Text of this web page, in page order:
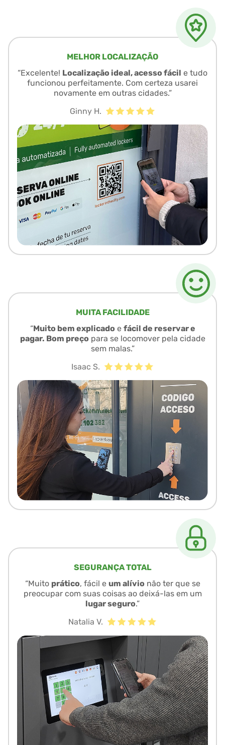
MELHOR LOCALIZAÇÃO
“Excelente! Localização ideal, acesso fácil e tudo
funcionou perfeitamente. Com certeza usarei
novamente em outras cidades.”
Ginny H.
MUITA FACILIDADE
“Muito bem explicado e fácil de reservar e
pagar. Bom preço para se locomover pela cidade
sem malas.”
Isaac S.
SEGURANÇA TOTAL
“Muito prático, fácil e um alívio não ter que se
preocupar com suas coisas ao deixá-las em um
lugar seguro.”
Natalia V.